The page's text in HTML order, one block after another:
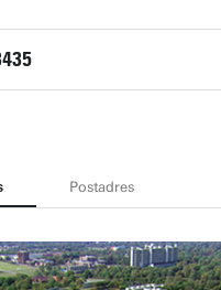
Postadres